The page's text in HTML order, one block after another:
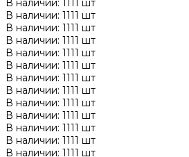
В наличии: 1111 шт
В наличии: 1111 шт
В наличии: 1111 шт
В наличии: 1111 шт
В наличии: 1111 шт
В наличии: 1111 шт
В наличии: 1111 шт
В наличии: 1111 шт
В наличии: 1111 шт
В наличии: 1111 шт
В наличии: 1111 шт
В наличии: 1111 шт